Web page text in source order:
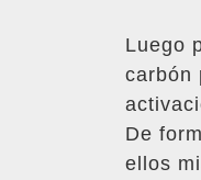
Luego
carbón
De
ellos